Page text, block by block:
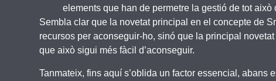
elements que han de permetre la gestió de tot
Sembla clar que la novetat principal en el concepte de
recursos per aconseguir-ho, sinó que la principal
que això sigui més fàcil d’aconseguir.
Tanmateix, fins aquí s’oblida un factor essencial,